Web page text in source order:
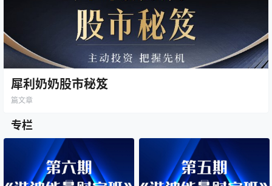
犀利奶奶股市秘笈
篇文章
专栏